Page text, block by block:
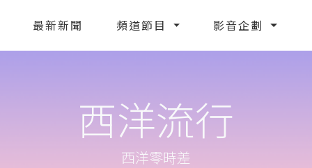
最新新聞 頻道節目 影音企劃
西洋流行
西洋零時差